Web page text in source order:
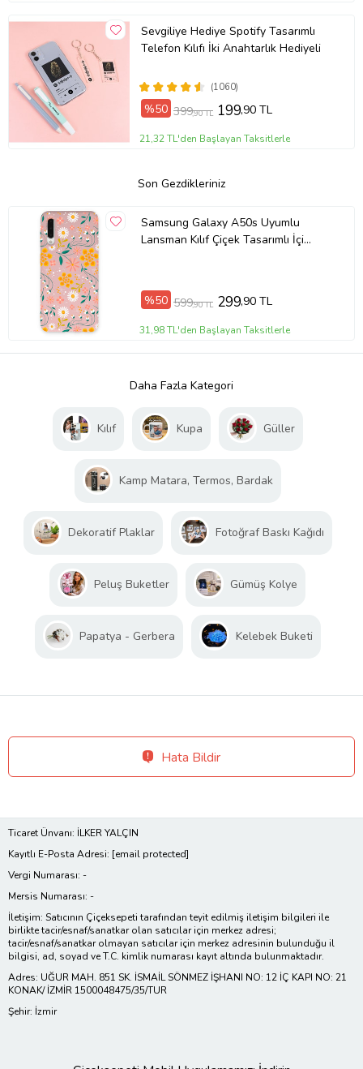
Sevgiliye Hediye Spotify Tasarımlı
Telefon Kılıfı İki Anahtarlık Hediyeli
(1060)
%50 399,90 TL 199,90 TL
21,32 TL'den Başlayan Taksitlerle
Son Gezdikleriniz
Samsung Galaxy A50s Uyumlu
Lansman Kılıf Çiçek Tasarımlı İçi
%50 599,90 TL 299,90 TL
31,98 TL'den Başlayan Taksitlerle
Daha Fazla Kategori
Kılıf Kupa Güller
Kamp Matara, Termos, Bardak
Dekoratif Plaklar Fotoğraf Baskı Kağıdı
Peluş Buketler Gümüş Kolye
Papatya - Gerbera Kelebek Buketi
Hata Bildir
Ticaret Ünvanı: İLKER YALÇIN
Kayıtlı E-Posta Adresi: [email protected]
Vergi Numarası: -
Mersis Numarası: -
İletişim: Satıcının Çiçeksepeti tarafından teyit edilmiş iletişim bilgileri ile
birlikte tacir/esnaf/sanatkar olan satıcılar için merkez adresi;
tacir/esnaf/sanatkar olmayan satıcılar için merkez adresinin bulunduğu il
bilgisi, ad, soyad ve T.C. kimlik numarası kayıt altında bulunmaktadır.
Adres: UĞUR MAH. 851 SK. İSMAİL SÖNMEZ İŞHANI NO: 12 İÇ KAPI NO: 21
KONAK/ İZMİR 1500048475/35/TUR
Şehir: İzmir